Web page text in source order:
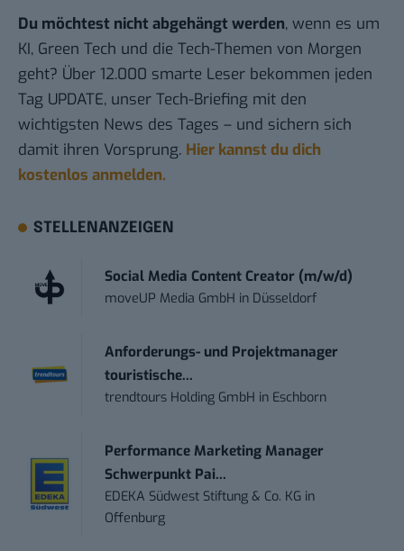
Du möchtest nicht abgehängt werden, wenn es um
KI, Green Tech und die Tech-Themen von Morgen
geht? Über 12.000 smarte Leser bekommen jeden
Tag UPDATE, unser Tech-Briefing mit den
wichtigsten News des Tages – und sichern sich
damit ihren Vorsprung. Hier kannst du dich
kostenlos anmelden.
STELLENANZEIGEN
Social Media Content Creator (m/w/d)
moveUP Media GmbH in Düsseldorf
Anforderungs- und Projektmanager
touristische...
trendtours Holding GmbH in Eschborn
Performance Marketing Manager
Schwerpunkt Pai...
EDEKA Südwest Stiftung & Co. KG in
Offenburg